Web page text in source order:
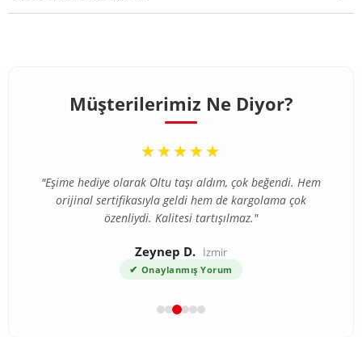
Müşterilerimiz Ne Diyor?
“
★★★★★
"Eşime hediye olarak Oltu taşı aldım, çok beğendi. Hem
orijinal sertifikasıyla geldi hem de kargolama çok
özenliydi. Kalitesi tartışılmaz."
Zeynep D. İzmir
✔ Onaylanmış Yorum